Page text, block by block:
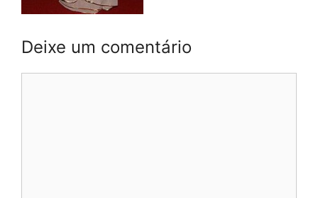
Deixe um comentário